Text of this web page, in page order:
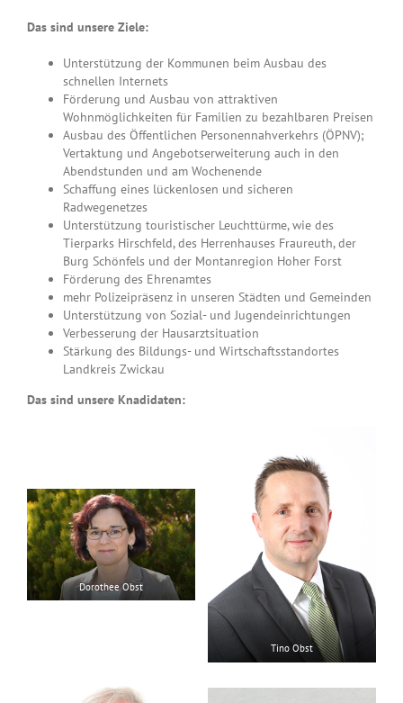
Das sind unsere Ziele:
Unterstützung der Kommunen beim Ausbau des
schnellen Internets
Förderung und Ausbau von attraktiven
Wohnmöglichkeiten für Familien zu bezahlbaren Preisen
Ausbau des Öffentlichen Personennahverkehrs (ÖPNV);
Vertaktung und Angebotserweiterung auch in den
Abendstunden und am Wochenende
Schaffung eines lückenlosen und sicheren
Radwegenetzes
Unterstützung touristischer Leuchttürme, wie des
Tierparks Hirschfeld, des Herrenhauses Fraureuth, der
Burg Schönfels und der Montanregion Hoher Forst
Förderung des Ehrenamtes
mehr Polizeipräsenz in unseren Städten und Gemeinden
Unterstützung von Sozial- und Jugendeinrichtungen
Verbesserung der Hausarztsituation
Stärkung des Bildungs- und Wirtschaftsstandortes
Landkreis Zwickau
Das sind unsere Knadidaten:
Dorothee Obst
Tino Obst